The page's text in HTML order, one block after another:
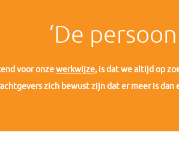
‘De
voor onzewerkwijze, is dat we altijd op
zich bewust zijn dat er meer is